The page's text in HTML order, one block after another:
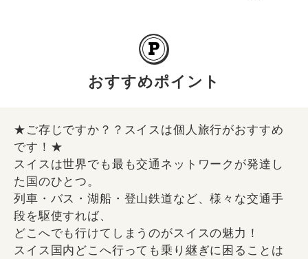
おすすめポイント
★ご存じですか？？スイスは個人旅行がおすすめ
です！★
スイスは世界でも最も交通ネットワークが発達し
た国のひとつ。
列車・バス・湖船・登山鉄道など、様々な交通手
段を駆使すれば、
どこへでも行けてしまうのがスイスの魅力！
スイス国内どこへ行っても乗り継ぎに困ることは